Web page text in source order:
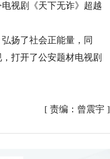
视剧《天下无诈》超越
扬了社会正能量，同
打开了公安题材电视剧
[ 责编：曾震宇 ]